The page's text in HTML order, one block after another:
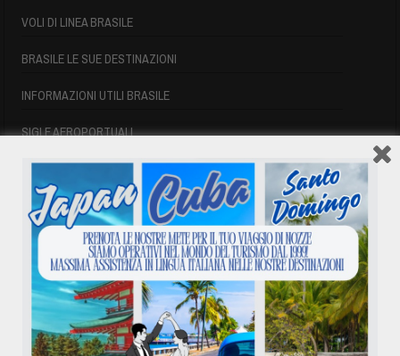
VOLI DI LINEA BRASILE
BRASILE LE SUE DESTINAZIONI
INFORMAZIONI UTILI BRASILE
SIGLE AEROPORTUALI
VOLI CUBA
VOLI CUBA
VOLI CUBA LAST MINUTE
VOLI DI LINEA CUBA